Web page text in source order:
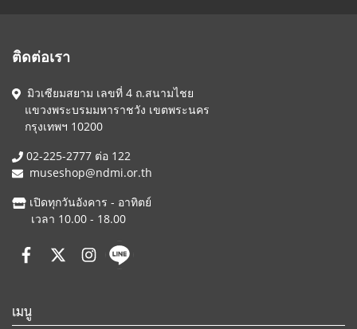
ติดต่อเรา
มิวเซียมสยาม เลขที่ 4 ถ.สนามไชย
แขวงพระบรมมหาราชวัง เขตพระนคร
กรุงเทพฯ 10200
02-225-2777 ต่อ 122
museshop@ndmi.or.th
เปิดทุกวันอังคาร - อาทิตย์
เวลา 10.00 - 18.00
เมนู